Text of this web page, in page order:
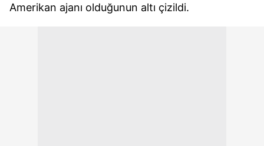
Amerikan ajanı olduğunun altı çizildi.